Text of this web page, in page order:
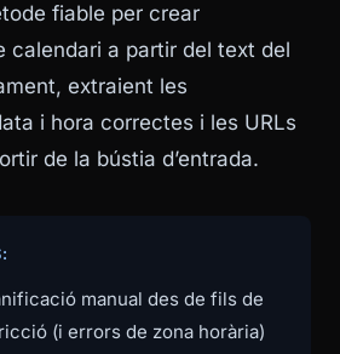
fiable per crear
calendari a partir del text del
extraient les
i hora correctes i les URLs
de la bústia d’entrada.
manual des de fils de
(i errors de zona horària)